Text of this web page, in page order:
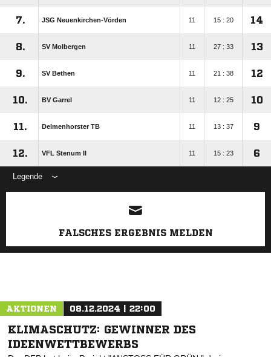
7. JSG Neuenkirchen-Vörden 11 15 : 20 14
8. SV Molbergen 11 27 : 33 13
9. SV Bethen 11 21 : 38 12
10. BV Garrel 11 12 : 25 10
11. Delmenhorster TB 11 13 : 37 9
12. VFL Stenum II 11 15 : 23 6
Legende
ANZEIGE
FALSCHES ERGEBNIS MELDEN
AKTIONEN 08.12.2024 | 22:00
KLIMASCHUTZ: GEWINNER DES
IDEENWETTBEWERBS